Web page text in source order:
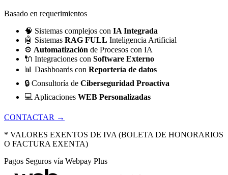
Basado en requerimientos
🧠 Sistemas complejos con IA Integrada
🤖 Sistemas RAG FULL Inteligencia Artificial
⚙️ Automatización de Procesos con IA
🔌 Integraciones con Software Externo
📊 Dashboards con Reportería de datos
🔒 Consultoría de Ciberseguridad Proactiva
💻 Aplicaciones WEB Personalizadas
CONTACTAR →
* VALORES EXENTOS DE IVA (BOLETA DE HONORARIOS
O FACTURA EXENTA)
Pagos Seguros vía Webpay Plus